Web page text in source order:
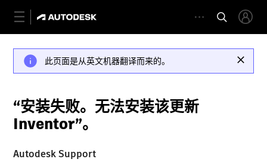
此页面是从英文机器翻译而来的。
“安装失败。无法安装该更新
Inventor”。
Autodesk Support